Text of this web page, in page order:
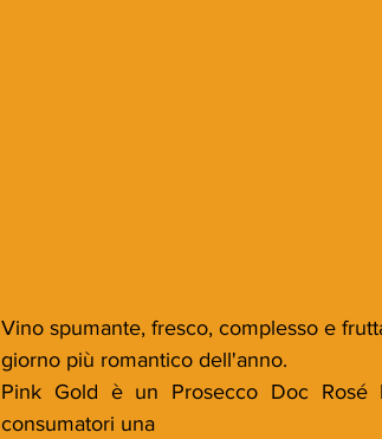
Vino spumante, fresco, complesso e
giorno più romantico dell'anno.
Pink Gold è un Prosecco Doc
consumatori una